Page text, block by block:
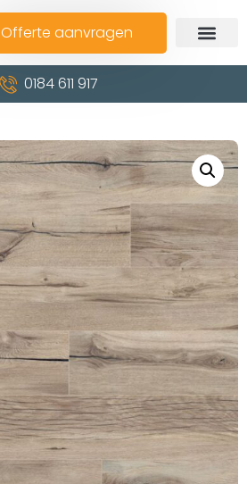
Offerte aanvragen
0184 611 917